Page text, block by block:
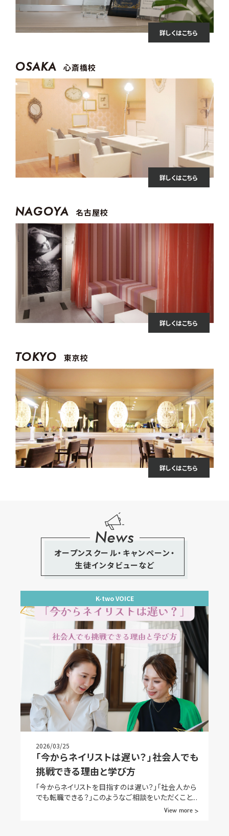
詳しくはこちら
OSAKA 心斎橋校
詳しくはこちら
NAGOYA 名古屋校
詳しくはこちら
TOKYO 東京校
詳しくはこちら
News
オープンスクール・キャンペーン・
生徒インタビューなど
K-two VOICE
2026/03/25
「今からネイリストは遅い？」社会人でも
挑戦できる理由と学び方
「今からネイリストを目指すのは遅い？」「社会人から
でも転職できる？」このようなご相談をいただくこと...
View more >